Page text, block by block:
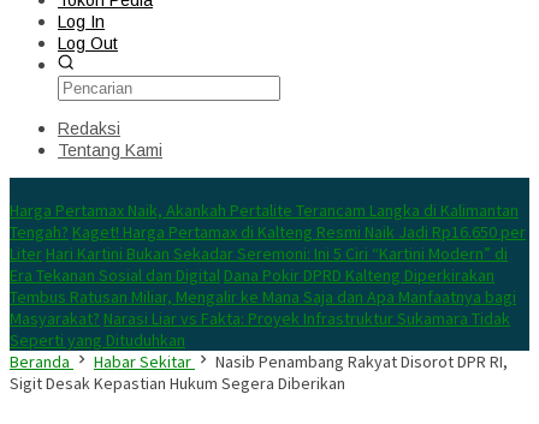
Log In
Log Out
Redaksi
Tentang Kami
Harga Pertamax Naik, Akankah Pertalite Terancam Langka di Kalimantan
Tengah? Kaget! Harga Pertamax di Kalteng Resmi Naik Jadi Rp16.650 per
Liter Hari Kartini Bukan Sekadar Seremoni: Ini 5 Ciri “Kartini Modern” di
Era Tekanan Sosial dan Digital Dana Pokir DPRD Kalteng Diperkirakan
Tembus Ratusan Miliar, Mengalir ke Mana Saja dan Apa Manfaatnya bagi
Masyarakat? Narasi Liar vs Fakta: Proyek Infrastruktur Sukamara Tidak
Seperti yang Dituduhkan
Beranda
Habar Sekitar
Nasib Penambang Rakyat Disorot DPR RI,
Sigit Desak Kepastian Hukum Segera Diberikan